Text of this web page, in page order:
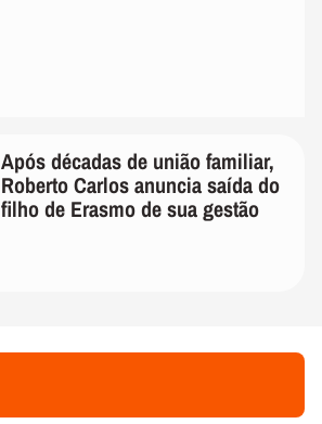
Após décadas de união familiar,
Roberto Carlos anuncia saída do
filho de Erasmo de sua gestão